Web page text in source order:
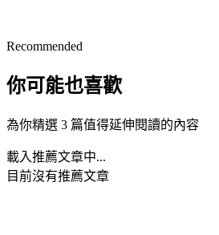
Recommended
你可能也喜歡
為你精選 3 篇值得延伸閱讀的內容
載入推薦文章中...
目前沒有推薦文章